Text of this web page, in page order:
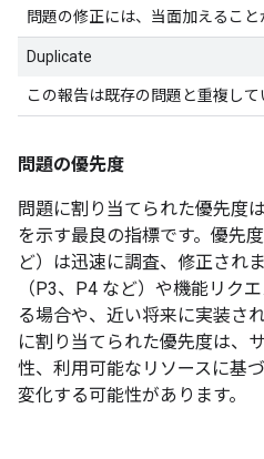
問題の修正には、当面加えること
Duplicate
この報告は既存の問題と重複して
問題の優先度
問題に割り当てられた優先度
を示す最良の指標です。優先
ど）は迅速に調査、修正され
（P3、P4 など）や機能リク
る場合や、近い将来に実装さ
に割り当てられた優先度は、
性、利用可能なリソースに基
変化する可能性があります。